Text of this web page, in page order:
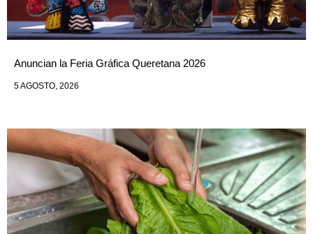
Anuncian la Feria Gráfica Queretana 2026
5 AGOSTO, 2026